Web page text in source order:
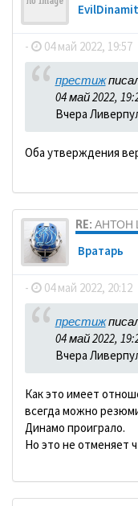
EvilDinamit
- 04 май 2022, 19:57
престиж
04 май 2022,
Вчера
Оба утверждения
RE:
Вратарь
- 04 май 2022, 20:12
престиж
04 май 2022,
Вчера
Как это имеет
всегда можно
Динамо проиграло.
Но это не отменяет